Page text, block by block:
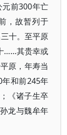
前300年亡
，故暂列于
十。至平原
……其贵幸或
原，年寿当
和前245年
《诸子生卒
龙与魏牟年